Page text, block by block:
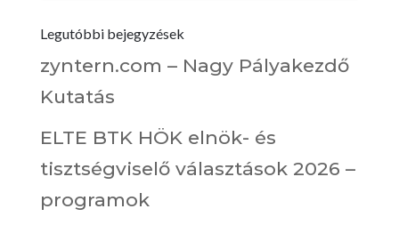
Legutóbbi bejegyzések
zyntern.com – Nagy Pályakezdő
Kutatás
ELTE BTK HÖK elnök- és
tisztségviselő választások 2026 –
programok